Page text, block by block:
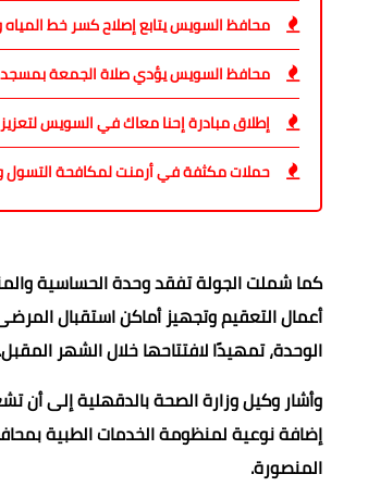
محافظ السويس يتابع إصلاح كسر خط
محافظ السويس يؤدي صلاة الجمعة بمسجد
إطلاق مبادرة إحنا معاك في السويس
حملات مكثفة في أرمنت لمكافحة التسول
كما شملت الجولة تفقد وحدة الحساسية
أعمال التعقيم وتجهيز أماكن استقبال
الوحدة، تمهيدًا لافتتاحها خلال الشهر المقبل.
وأشار وكيل وزارة الصحة بالدقهلية إلى أن
إضافة نوعية لمنظومة الخدمات الطبية
المنصورة.